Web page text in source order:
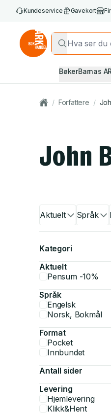
Kundeservice Gavekort
BøkerBarnas
/ Forfattere /
John
Aktuelt Språk
Kategori
Aktuelt
Pensum -10%
Språk
Engelsk
Norsk, Bokmål
Format
Pocket
Innbundet
Antall sider
Levering
Hjemlevering
Klikk&Hent